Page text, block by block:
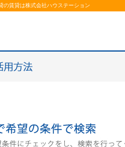
の賃貸は株式会社ハウステーション